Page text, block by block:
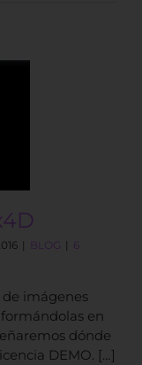
| BLOG | 6
imágenes
en
dónde
DEMO. […]